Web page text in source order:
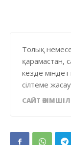
Толық
қарамастан,
кезде
сілтеме
САЙТ